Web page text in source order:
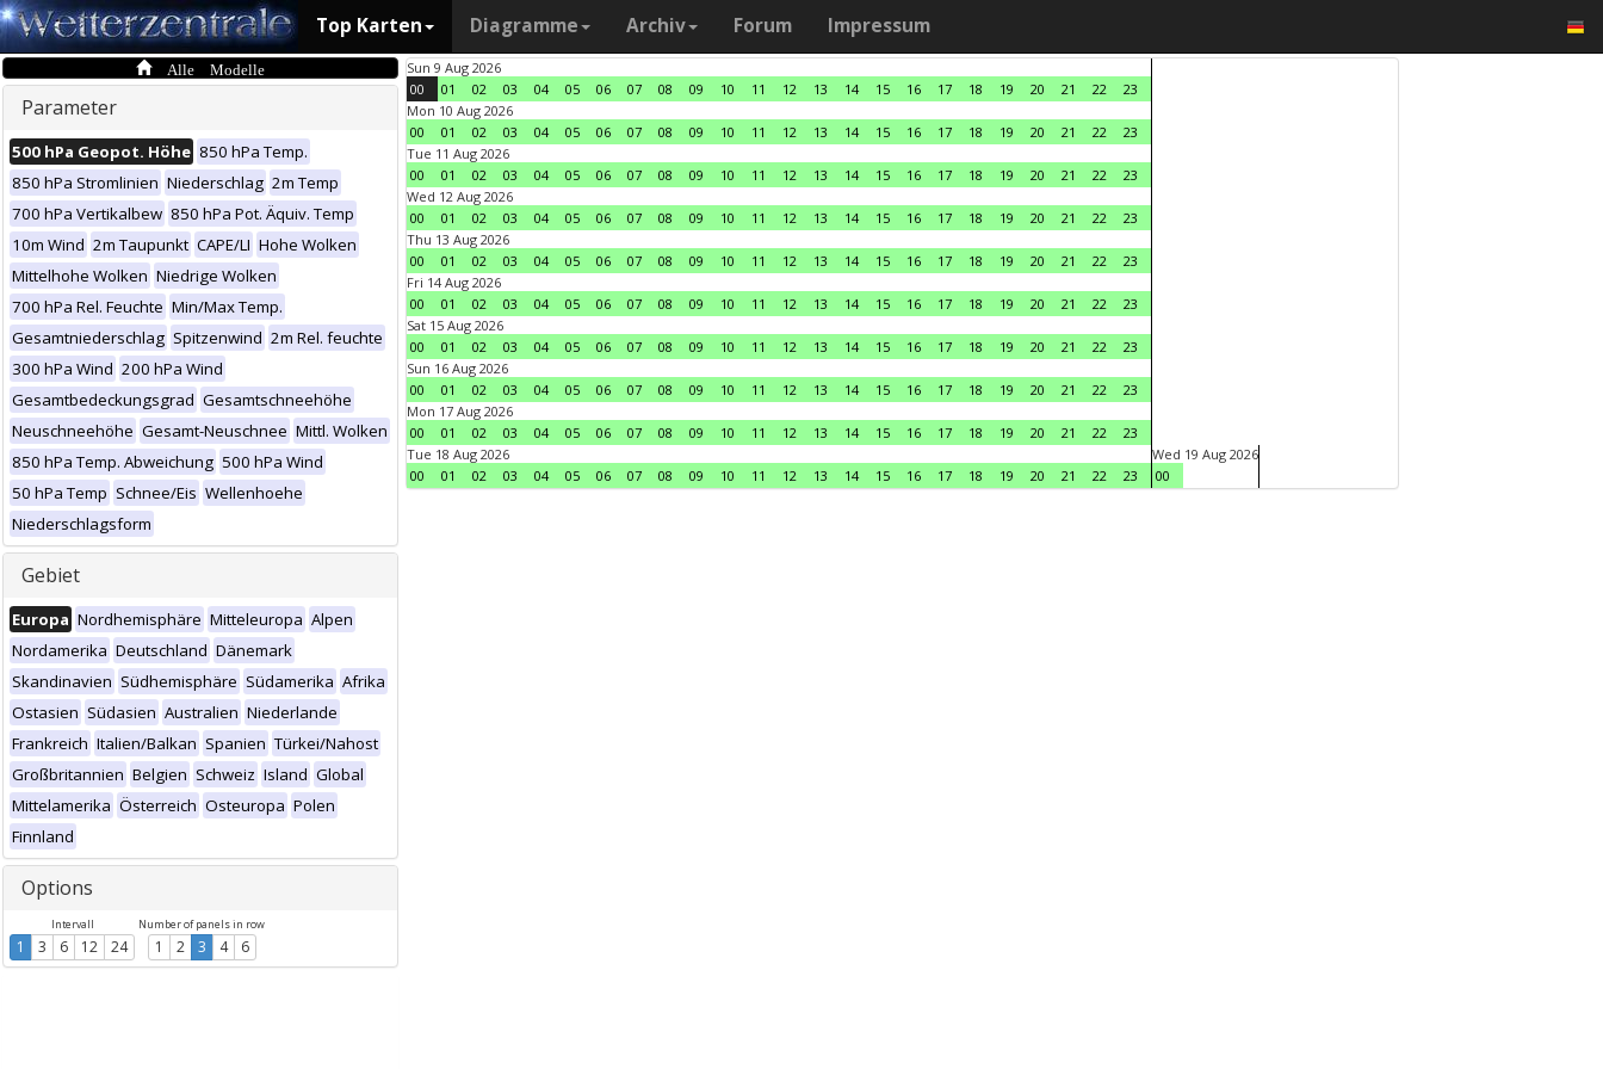
Top Karten Diagramme Archiv Forum Impressum
Alle Modelle
Parameter
500 hPa Geopot. Höhe 850 hPa Temp.
850 hPa Stromlinien Niederschlag 2m Temp
700 hPa Vertikalbew 850 hPa Pot. Äquiv. Temp
10m Wind 2m Taupunkt CAPE/LI Hohe Wolken
Mittelhohe Wolken Niedrige Wolken
700 hPa Rel. Feuchte Min/Max Temp.
Gesamtniederschlag Spitzenwind 2m Rel. feuchte
300 hPa Wind 200 hPa Wind
Gesamtbedeckungsgrad Gesamtschneehöhe
Neuschneehöhe Gesamt-Neuschnee Mittl. Wolken
850 hPa Temp. Abweichung 500 hPa Wind
50 hPa Temp Schnee/Eis Wellenhoehe
Niederschlagsform
Gebiet
Europa Nordhemisphäre Mitteleuropa Alpen
Nordamerika Deutschland Dänemark
Skandinavien Südhemisphäre Südamerika Afrika
Ostasien Südasien Australien Niederlande
Frankreich Italien/Balkan Spanien Türkei/Nahost
Großbritannien Belgien Schweiz Island Global
Mittelamerika Österreich Osteuropa Polen
Finnland
Options
Intervall
1 3 6 12 24
Number of panels in row
1 2 3 4 6
Sun 9 Aug 2026
00
01 02 03 04 05 06 07 08 09 10 11 12 13 14 15 16 17 18 19 20 21 22
23
Mon 10 Aug 2026
00
01 02 03 04 05 06 07 08 09 10 11 12 13 14 15 16 17 18 19 20 21 22
23
Tue 11 Aug 2026
00
01 02 03 04 05 06 07 08 09 10 11 12 13 14 15 16 17 18 19 20 21 22
23
Wed 12 Aug 2026
00
01 02 03 04 05 06 07 08 09 10 11 12 13 14 15 16 17 18 19 20 21 22
23
Thu 13 Aug 2026
00
01 02 03 04 05 06 07 08 09 10 11 12 13 14 15 16 17 18 19 20 21 22
23
Fri 14 Aug 2026
00
01 02 03 04 05 06 07 08 09 10 11 12 13 14 15 16 17 18 19 20 21 22
23
Sat 15 Aug 2026
00
01 02 03 04 05 06 07 08 09 10 11 12 13 14 15 16 17 18 19 20 21 22
23
Sun 16 Aug 2026
00
01 02 03 04 05 06 07 08 09 10 11 12 13 14 15 16 17 18 19 20 21 22
23
Mon 17 Aug 2026
00
01 02 03 04 05 06 07 08 09 10 11 12 13 14 15 16 17 18 19 20 21 22
23
Tue 18 Aug 2026
00
01 02 03 04 05 06 07 08 09 10 11 12 13 14 15 16 17 18 19 20 21 22 23
Wed 19 Aug 2026
00